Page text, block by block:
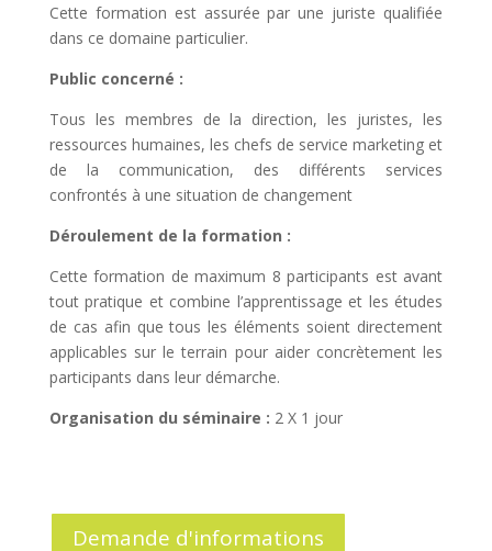
Cette formation est assurée par une juriste qualifiée
dans ce domaine particulier.
Public concerné :
Tous les membres de la direction, les juristes, les
ressources humaines, les chefs de service marketing et
de la communication, des différents services
confrontés à une situation de changement
Déroulement de la formation :
Cette formation de maximum 8 participants est avant
tout pratique et combine l’apprentissage et les études
de cas afin que tous les éléments soient directement
applicables sur le terrain pour aider concrètement les
participants dans leur démarche.
Organisation du séminaire : 2 X 1 jour
Demande d'informations